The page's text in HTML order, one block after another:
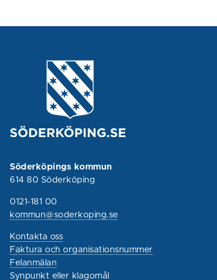
Söderköpings kommun
614 80 Söderköping
0121-181 00
kommun@soderkoping.se
Kontakta oss
Faktura och organisationsnummer
Felanmälan
Synpunkt eller klagomål